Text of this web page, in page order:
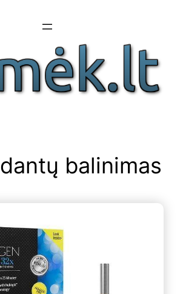
dantų balinimas